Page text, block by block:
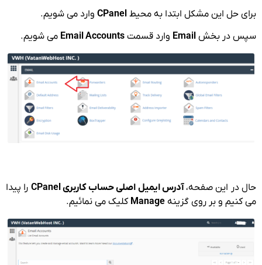
برای حل این مشکل ابتدا به محیط CPanel وارد می شویم.
سپس در بخش Email وارد قسمت Email Accounts می شویم.
حال در این صفحه،آدرس ایمیل اصلی حساب کاربری CPanel
را پیدا
می کنیم و بر روی گزینه Manage کلیک می نمائیم.